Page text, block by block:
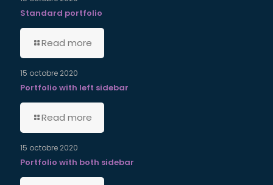
Standard portfolio
Read more
15 octobre 2020
Portfolio with left sidebar
Read more
15 octobre 2020
Portfolio with both sidebar